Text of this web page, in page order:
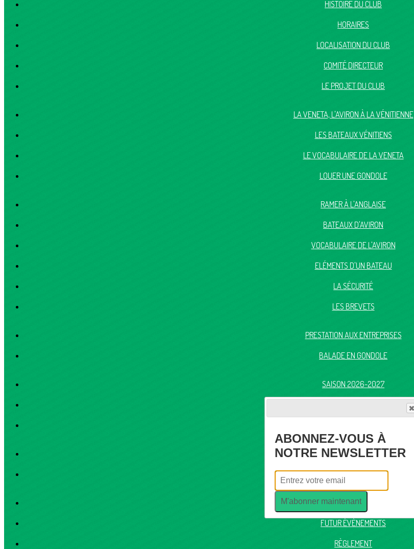
HISTOIRE DU CLUB
HORAIRES
LOCALISATION DU CLUB
COMITÉ DIRECTEUR
LE PROJET DU CLUB
LA VENETA, L'AVIRON À LA VÉNITIENNE
LES BATEAUX VÉNITIENS
LE VOCABULAIRE DE LA VENETA
LOUER UNE GONDOLE
RAMER À L'ANGLAISE
BATEAUX D'AVIRON
VOCABULAIRE DE L'AVIRON
ELÉMENTS D'UN BATEAU
LA SÉCURITÉ
LES BREVETS
PRESTATION AUX ENTREPRISES
BALADE EN GONDOLE
SAISON 2026-2027
CONTACTEZ-NOUS
BUREAU DU CLUB
PLANNING D'OUVERTURE
FUTUR ÉVÉNEMENTS
RÈGLEMENT
ABONNEZ-VOUS À
NOTRE NEWSLETTER
M'abonner maintenant